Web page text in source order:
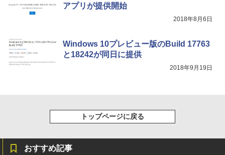
アプリが提供開始
2018年8月6日
Windows 10プレビュー版のBuild 17763
と18242が同日に提供
2018年9月19日
トップページに戻る
おすすめ記事